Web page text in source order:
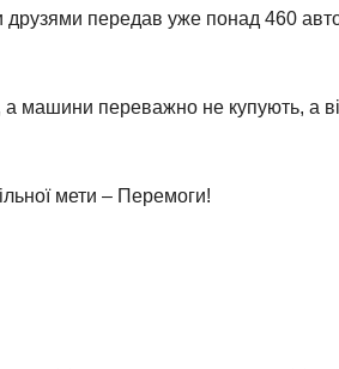
передав уже понад 460
переважно не купують, а
мети – Перемоги!